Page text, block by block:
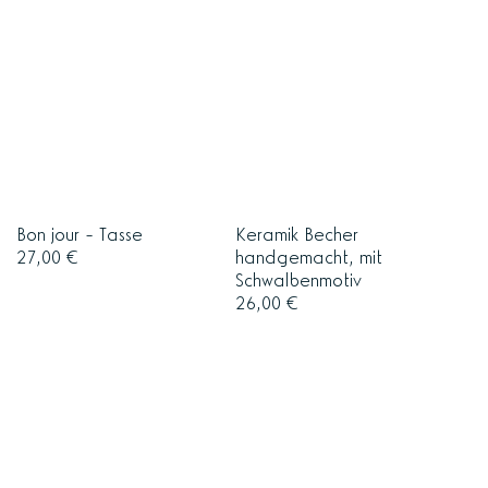
Bon jour - Tasse
27,00 €
Keramik Becher
handgemacht, mit
Schwalbenmotiv
26,00 €